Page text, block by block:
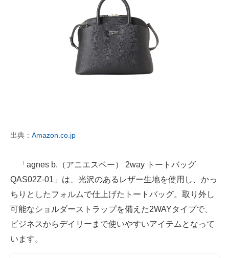
出典： Amazon.co.jp
「agnes b.（アニエスベー） 2way トートバッグ
QAS02Z-01」は、光沢のあるレザー生地を使用し、かっ
ちりとしたフォルムで仕上げたトートバッグ。取り外し
可能なショルダーストラップを備えた2WAYタイプで、
ビジネスからデイリーまで使いやすいアイテムとなって
います。